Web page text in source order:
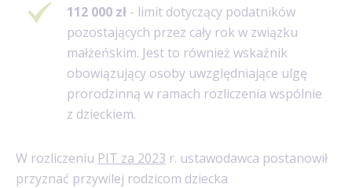
112 000 zł - limit dotyczący podatników
pozostających przez cały rok w związku
małżeńskim. Jest to również wskaźnik
obowiązujący osoby uwzględniające ulgę
prorodzinną w ramach rozliczenia wspólnie
z dzieckiem.
W rozliczeniu PIT za 2023 r. ustawodawca postanowił
przyznać przywilej rodzicom dziecka